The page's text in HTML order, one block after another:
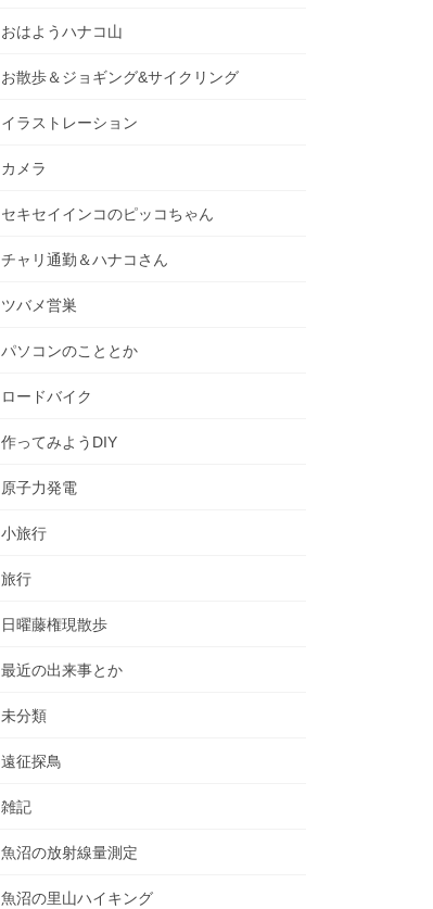
おはようハナコ山
お散歩＆ジョギング&サイクリング
イラストレーション
カメラ
セキセイインコのピッコちゃん
チャリ通勤＆ハナコさん
ツバメ営巣
パソコンのこととか
ロードバイク
作ってみようDIY
原子力発電
小旅行
旅行
日曜藤権現散歩
最近の出来事とか
未分類
遠征探鳥
雑記
魚沼の放射線量測定
魚沼の里山ハイキング